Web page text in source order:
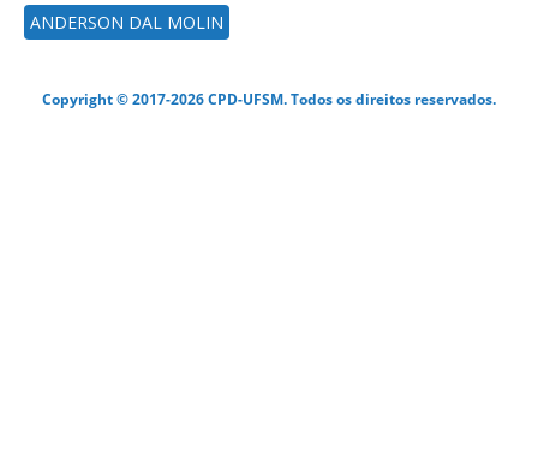
ANDERSON DAL MOLIN
Copyright © 2017-2026 CPD-UFSM. Todos os direitos reservados.